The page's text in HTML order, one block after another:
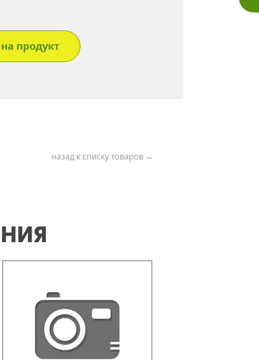
продукт
назад к списку товаров ←